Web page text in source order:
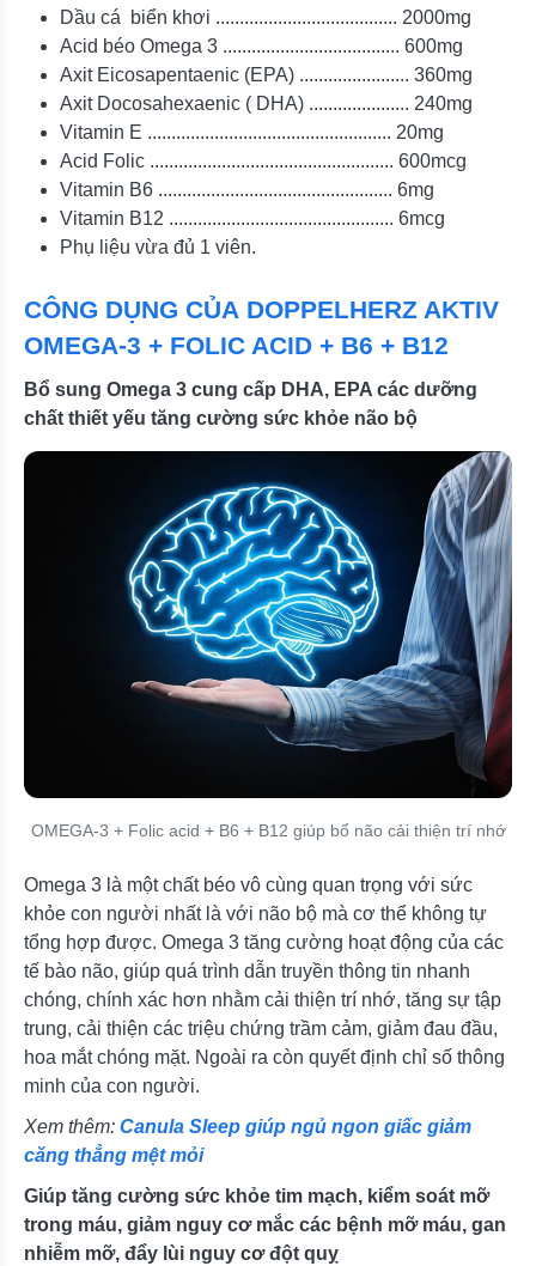
Dầu cá biển khơi ...................................... 2000mg
Acid béo Omega 3 ..................................... 600mg
Axit Eicosapentaenic (EPA) ....................... 360mg
Axit Docosahexaenic ( DHA) ..................... 240mg
Vitamin E ................................................... 20mg
Acid Folic ................................................... 600mcg
Vitamin B6 ................................................. 6mg
Vitamin B12 ............................................... 6mcg
Phụ liệu vừa đủ 1 viên.
CÔNG DỤNG CỦA DOPPELHERZ AKTIV
OMEGA-3 + FOLIC ACID + B6 + B12
Bổ sung Omega 3 cung cấp DHA, EPA các dưỡng
chất thiết yếu tăng cường sức khỏe não bộ
OMEGA-3 + Folic acid + B6 + B12 giúp bổ não cải thiện trí nhớ
Omega 3 là một chất béo vô cùng quan trọng với sức
khỏe con người nhất là với não bộ mà cơ thể không tự
tổng hợp được. Omega 3 tăng cường hoạt động của các
tế bào não, giúp quá trình dẫn truyền thông tin nhanh
chóng, chính xác hơn nhằm cải thiện trí nhớ, tăng sự tập
trung, cải thiện các triệu chứng trầm cảm, giảm đau đầu,
hoa mắt chóng mặt. Ngoài ra còn quyết định chỉ số thông
minh của con người.
Xem thêm: Canula Sleep giúp ngủ ngon giấc giảm
căng thẳng mệt mỏi
Giúp tăng cường sức khỏe tim mạch, kiểm soát mỡ
trong máu, giảm nguy cơ mắc các bệnh mỡ máu, gan
nhiễm mỡ, đẩy lùi nguy cơ đột quỵ